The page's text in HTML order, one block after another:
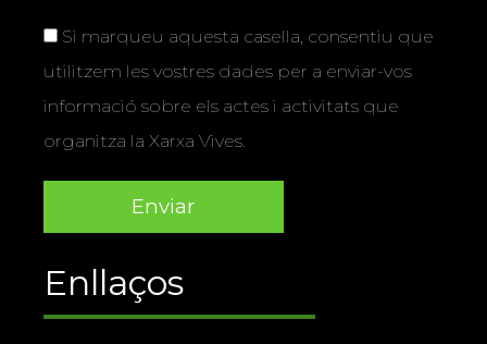
Si marqueu aquesta casella, consentiu que
utilitzem les vostres dades per a enviar-vos
informació sobre els actes i activitats que
organitza la Xarxa Vives.
Enllaços